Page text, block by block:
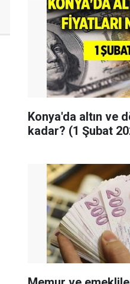
Konya'da altın ve
kadar? (1 Şubat